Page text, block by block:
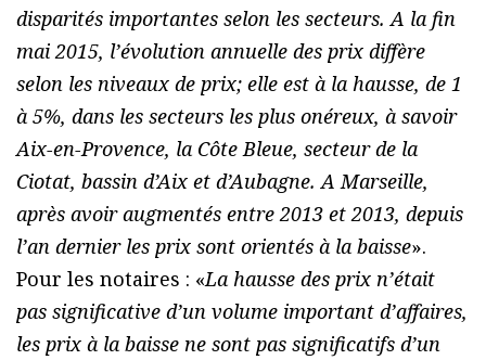
disparités importantes selon les secteurs. A la fin
mai 2015, l’évolution annuelle des prix diffère
selon les niveaux de prix; elle est à la hausse, de 1
à 5%, dans les secteurs les plus onéreux, à savoir
Aix-en-Provence, la Côte Bleue, secteur de la
Ciotat, bassin d’Aix et d’Aubagne. A Marseille,
après avoir augmentés entre 2013 et 2013, depuis
l’an dernier les prix sont orientés à la baisse».
Pour les notaires : «La hausse des prix n’était
pas significative d’un volume important d’affaires,
les prix à la baisse ne sont pas significatifs d’un